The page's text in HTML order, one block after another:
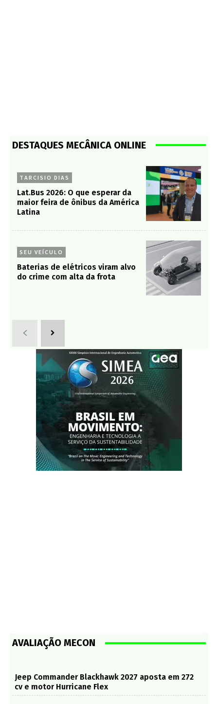
DESTAQUES MECÂNICA ONLINE
TARCISIO DIAS
Lat.Bus 2026: O que esperar da
maior feira de ônibus da América
Latina
SEU VEÍCULO
Baterias de elétricos viram alvo
do crime com alta da frota
AVALIAÇÃO MECON
Jeep Commander Blackhawk 2027 aposta em 272
cv e motor Hurricane Flex